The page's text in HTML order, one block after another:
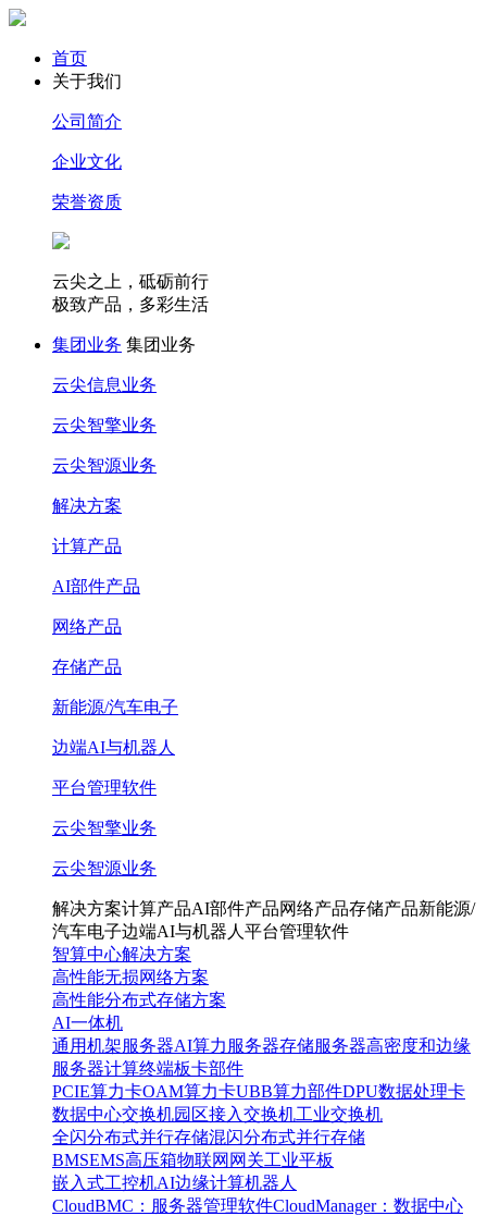
首页
关于我们
公司简介
企业文化
荣誉资质
云尖之上，砥砺前行
极致产品，多彩生活
集团业务 集团业务
云尖信息业务
云尖智擎业务
云尖智源业务
解决方案
计算产品
AI部件产品
网络产品
存储产品
新能源/汽车电子
边端AI与机器人
平台管理软件
云尖智擎业务
云尖智源业务
解决方案计算产品AI部件产品网络产品存储产品新能源/
汽车电子边端AI与机器人 平台管理软件
智算中心解决方案
高性能无损网络方案
高性能分布式存储方案
AI一体机
通用机架服务器AI算力服务器存储服务器高密度和边缘
服务器计算终端板卡部件
PCIE算力卡OAM算力卡UBB算力部件DPU数据处理卡
数据中心交换机园区接入交换机工业交换机
全闪分布式并行存储混闪分布式并行存储
BMSEMS高压箱物联网网关工业平板
嵌入式工控机AI边缘计算机器人
CloudBMC：服务器管理软件CloudManager：数据中心